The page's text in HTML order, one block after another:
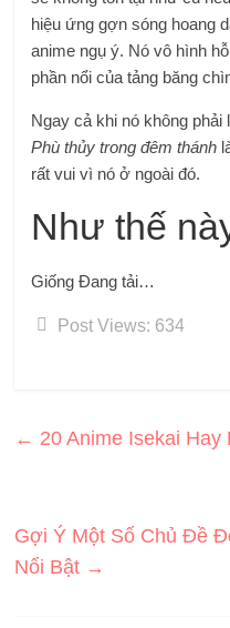
hiệu ứng gợn sóng hoang
anime ngụ ý. Nó vô hình
phần nổi của tảng băng
Ngay cả khi nó không
Phù thủy trong đêm thánh
rất vui vì nó ở ngoài đó.
Như thế
Giống Đang tải…
Post Views: 634
← 20 Anime Isekai
Gợi Ý Một Số Chủ Đề
Nổi Bật →